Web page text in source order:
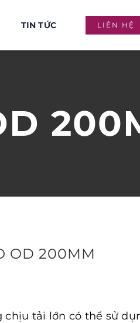
TIN TỨC LIÊN HỆ
OD 200MM
chịu tải lớn có thể sử